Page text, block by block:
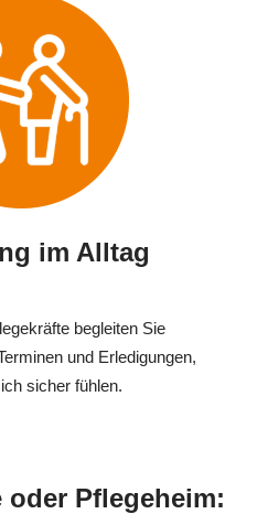
im Alltag
begleiten Sie
und Erledigungen,
sicher fühlen.
oder Pflegeheim: